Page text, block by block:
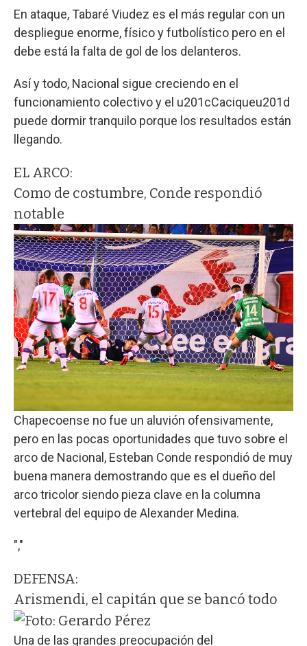
En ataque, Tabaré Viudez es el más regular con un
despliegue enorme, físico y futbolístico pero en el
debe está la falta de gol de los delanteros.
Así y todo, Nacional sigue creciendo en el
funcionamiento colectivo y el u201cCaciqueu201d
puede dormir tranquilo porque los resultados están
llegando.
EL ARCO:
Como de costumbre, Conde respondió
notable
Chapecoense no fue un aluvión ofensivamente,
pero en las pocas oportunidades que tuvo sobre el
arco de Nacional, Esteban Conde respondió de muy
buena manera demostrando que es el dueño del
arco tricolor siendo pieza clave en la columna
vertebral del equipo de Alexander Medina.
","
DEFENSA:
Arismendi, el capitán que se bancó todo
Una de las grandes preocupación del